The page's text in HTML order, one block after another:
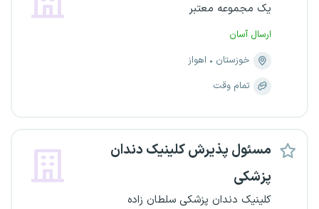
یک مجموعه معتبر
ارسال آسان
خوزستان
اهواز
تمام وقت
مسئول پذیرش کلینیک دندان
پزشکی
کلینیک دندان پزشکی سلطان زاده